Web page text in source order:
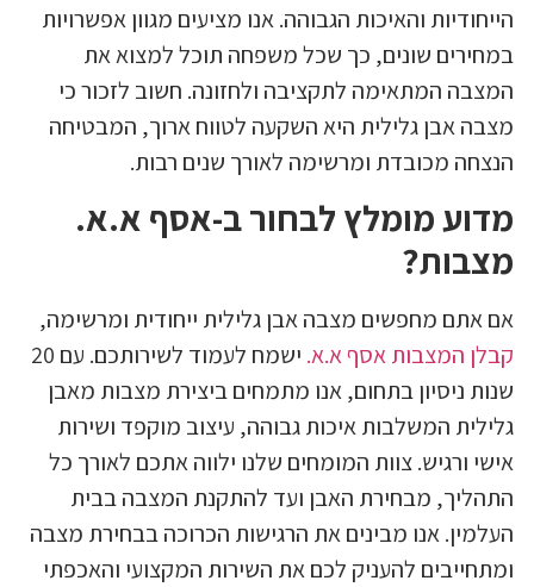
הייחודיות והאיכות הגבוהה. אנו מציעים מגוון אפשרויות
במחירים שונים, כך שכל משפחה תוכל למצוא את
המצבה המתאימה לתקציבה ולחזונה. חשוב לזכור כי
מצבה אבן גלילית היא השקעה לטווח ארוך, המבטיחה
הנצחה מכובדת ומרשימה לאורך שנים רבות.
מדוע מומלץ לבחור ב-אסף א.א.
מצבות?
אם אתם מחפשים מצבה אבן גלילית ייחודית ומרשימה,
קבלן המצבות אסף א.א.
ישמח לעמוד לשירותכם. עם 20
שנות ניסיון בתחום, אנו מתמחים ביצירת מצבות מאבן
גלילית המשלבות איכות גבוהה, עיצוב מוקפד ושירות
אישי ורגיש. צוות המומחים שלנו ילווה אתכם לאורך כל
התהליך, מבחירת האבן ועד להתקנת המצבה בבית
העלמין. אנו מבינים את הרגישות הכרוכה בבחירת מצבה
ומתחייבים להעניק לכם את השירות המקצועי והאכפתי